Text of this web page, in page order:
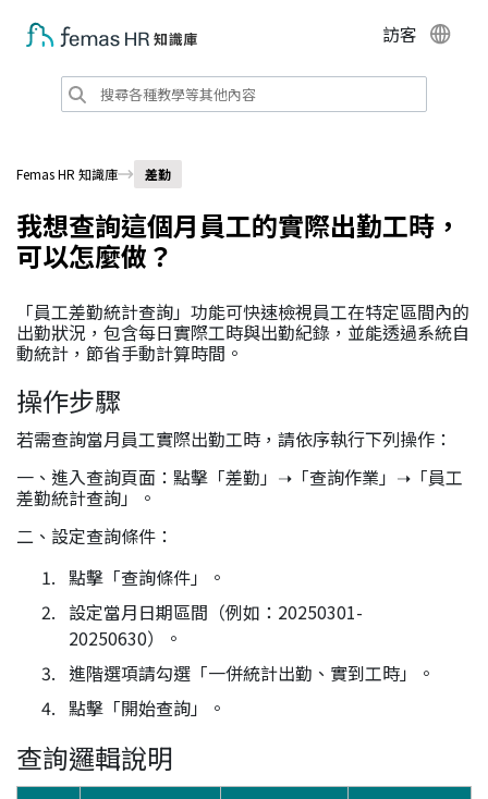
訪客
Femas HR 知識庫 差勤
我想查詢這個月員工的實際出勤工時，
可以怎麼做？
「員工差勤統計查詢」功能可快速檢視員工在特定區間內的
出勤狀況，包含每日實際工時與出勤紀錄，並能透過系統自
動統計，節省手動計算時間。
操作步驟
若需查詢當月員工實際出勤工時，請依序執行下列操作：
一、進入查詢頁面：點擊「差勤」➝「查詢作業」➝「員工
差勤統計查詢」。
二、設定查詢條件：
點擊「查詢條件」。
設定當月日期區間（例如：20250301-
20250630）。
進階選項請勾選「一併統計出勤、實到工時」。
點擊「開始查詢」。
查詢邏輯說明